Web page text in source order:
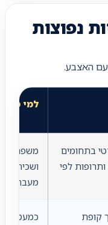
נפוצות
עם האצבע.
למי
בתחומים
ותרופות לפי
משפחות,
ושכירים
מעבר
קופת
כמעט